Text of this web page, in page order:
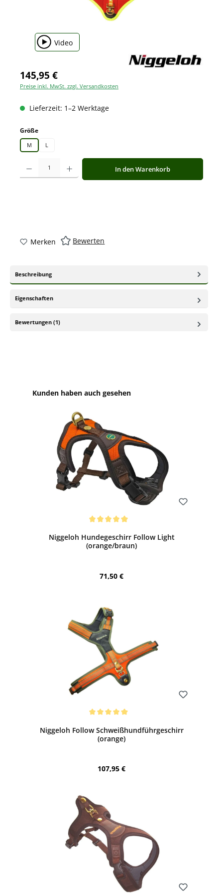
Video
145,95 €
Preise inkl. MwSt. zzgl. Versandkosten
Lieferzeit: 1–2 Werktage
Größeauswählen
M L
Produkt Anzahl: Gib den gewünschten Wert ein oder benutze die
In den Warenkorb
Merken Bewerten
Beschreibung
Eigenschaften
Bewertungen (1)
Produktgalerie überspringen
Kunden haben auch gesehen
Niggeloh Hundegeschirr Follow Light
(orange/braun)
Regulärer Preis:
71,50 €
Niggeloh Follow Schweißhundführgeschirr
(orange)
Regulärer Preis:
107,95 €